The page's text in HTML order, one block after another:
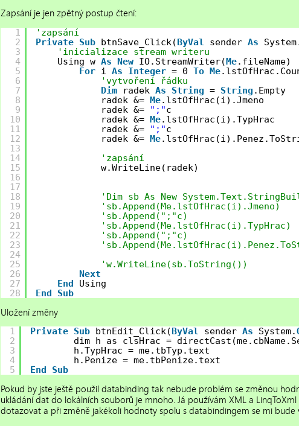
Zapsání je jen zpětný postup čtení:
1
2
3
4
5
6
7
8
9
10
11
12
13
14
15
16
17
18
19
20
21
22
23
24
25
26
27
28
'zapsání
Private
Sub btnSave_Click(ByVal sender As
'inicializace stream writeru
Using w As New IO.StreamWriter(Me.fileName)
For
i As Integer = 0 To Me
'vytvoření řádku
Dim
radek As String = String .Empty
radek &= Me.lstOfHrac(i).Jmeno
radek &=
";"c
radek &= Me.lstOfHrac(i).TypHrac
radek &=
";"c
radek &= Me
'zapsání
w.WriteLine(radek)
'Dim sb As New
'sb.Append(Me.lstOfHrac(i).Jmeno)
'sb.Append(";"c)
'sb.Append(Me.lstOfHrac(i).TypHrac)
'sb.Append(";"c)
'w.WriteLine(sb.ToString())
Next
End
Using
End
Sub
Uložení změny
1
2
3
4
5
Private Sub btnEdit_Click(ByVal sender As System.
dim h as clsHrac =
h.TypHrac = me.tbTyp.text
h.Penize = me.tbPenize.text
End
Sub
Pokud by jste ještě použil databinding tak nebude problém se změnou
ukládání dat do lokálních souborů je mnoho. Já používám XML a
dotazovat a při změně jakékoli hodnoty spolu s databindingem se mi